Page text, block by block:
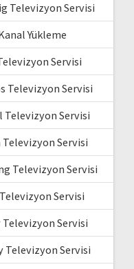
Televizyon Servisi
Yükleme
Servisi
Televizyon Servisi
Televizyon Servisi
Servisi
Televizyon Servisi
Servisi
Servisi
Televizyon Servisi